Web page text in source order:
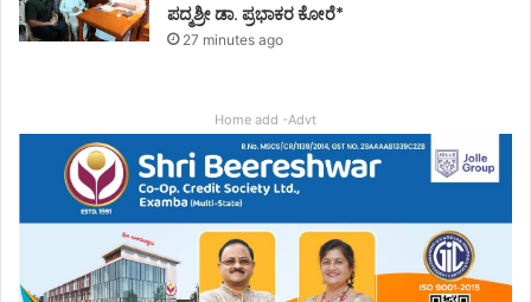
ಪದ್ಮಶ್ರೀ ಡಾ. ಪ್ರಭಾಕರ ಕೋರೆ*
27 minutes ago
Home add -Advt